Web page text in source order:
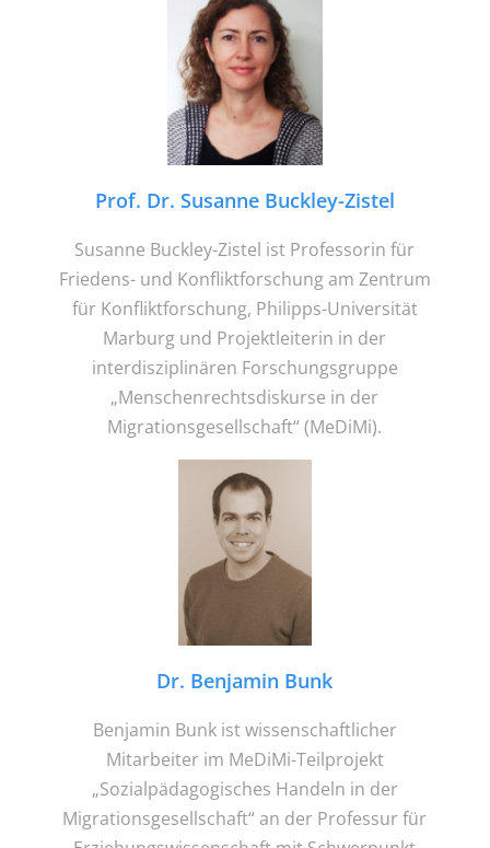
Prof. Dr. Susanne Buckley-Zistel
Susanne Buckley-Zistel ist Professorin für
Friedens- und Konfliktforschung am Zentrum
für Konfliktforschung, Philipps-Universität
Marburg und Projektleiterin in der
interdisziplinären Forschungsgruppe
„Menschenrechtsdiskurse in der
Migrationsgesellschaft“ (MeDiMi).
Dr. Benjamin Bunk
Benjamin Bunk ist wissenschaftlicher
Mitarbeiter im MeDiMi-Teilprojekt
„Sozialpädagogisches Handeln in der
Migrationsgesellschaft“ an der Professur für